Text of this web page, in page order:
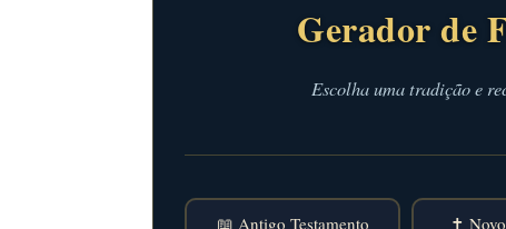
Gerador de
Escolha uma tradição e
📖 Antigo Testamento ✝️